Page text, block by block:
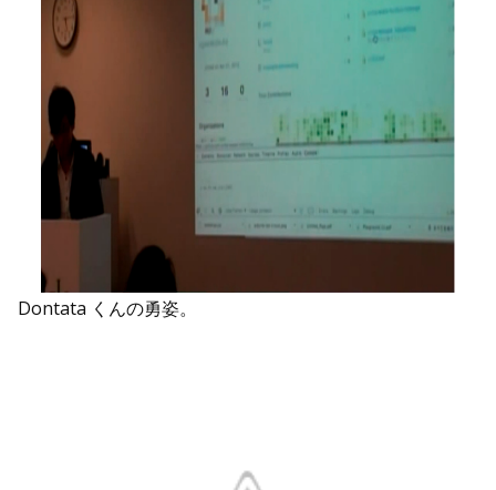
Dontata くんの勇姿。